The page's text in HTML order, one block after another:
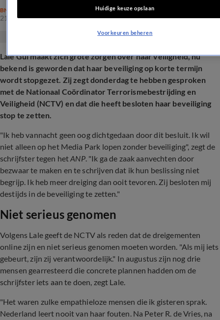
BN'ERS
21 nov 2025, 17:39
Lale Gül maakt zich grote zorgen over haar veiligheid, nu
bekend is geworden dat haar beveiliging op korte termijn
wordt stopgezet. Zij zegt donderdag te hebben gesproken
met de Nationaal Coördinator Terrorismebestrijding en
Veiligheid (NCTV) en dat die heeft besloten haar beveiliging
stop te zetten.
"Ik heb vannacht geen oog dichtgedaan door dit besluit. Ik wil
niet alleen op het Media Park lopen zonder beveiliging", zegt de
schrijfster tegen hetANP. "Ik ga de zaak aanvechten door
bezwaar te maken en te schrijven dat ik hun beslissing niet
begrijp. Ik heb meer dreiging dan ooit tevoren. Zij besloten mij
destijds in de beveiliging te zetten."
Niet serieus genomen
Volgens Lale geeft de NCTV als reden dat de dreigementen
online zijn en niet serieus genomen moeten worden. "Als mij iets
gebeurt, zijn zij verantwoordelijk." In augustus zijn nog drie
mensen gearresteerd die concrete plannen hadden om de
schrijfster iets aan te doen, zegt Lale.
"Het waren zulke empathieloze mensen die ik gisteren sprak.
Nederland leert nooit van haar fouten. Na Peter R. de Vries, na
Huidige keuze opslaan
Voorkeuren beheren